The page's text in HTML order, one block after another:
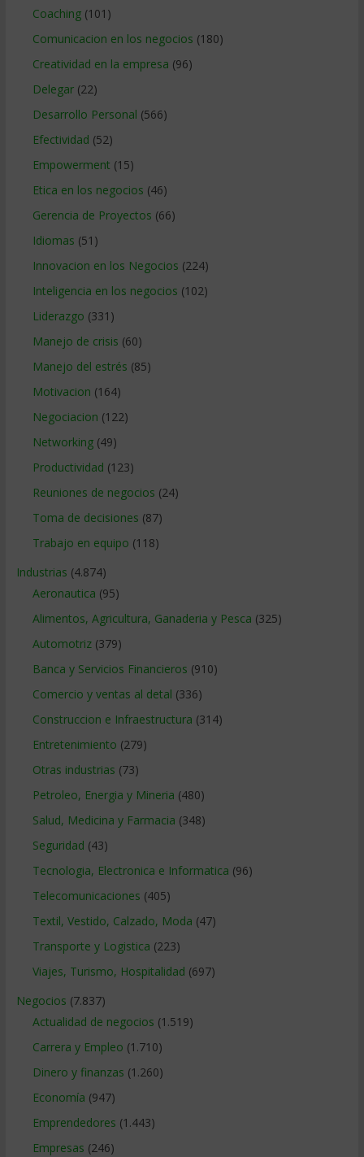
Coaching(101)
Comunicacion en los negocios (180)
Creatividad en la empresa (96)
Delegar(22)
Desarrollo Personal (566)
Efectividad (52)
Empowerment (15)
Etica en los negocios (46)
Gerencia de Proyectos (66)
Idiomas (51)
Innovacion en los Negocios (224)
Inteligencia en los negocios (102)
Liderazgo (331)
Manejo de crisis (60)
Manejo del estrés (85)
Motivacion (164)
Negociacion (122)
Networking(49)
Productividad (123)
Reuniones de negocios (24)
Toma de decisiones (87)
Trabajo en equipo (118)
Industrias (4.874)
Aeronautica (95)
Alimentos, Agricultura, Ganaderia y Pesca (325)
Automotriz(379)
Banca y Servicios Financieros (910)
Comercio y ventas al detal (336)
Construccion e Infraestructura (314)
Entretenimiento (279)
Otras industrias (73)
Petroleo, Energia y Mineria (480)
Salud, Medicina y Farmacia (348)
Seguridad (43)
Tecnologia, Electronica e Informatica (96)
Telecomunicaciones (405)
Textil, Vestido, Calzado, Moda (47)
Transporte y Logistica (223)
Viajes, Turismo, Hospitalidad (697)
Negocios (7.837)
Actualidad de negocios (1.519)
Carrera y Empleo (1.710)
Dinero y finanzas (1.260)
Economía (947)
Emprendedores (1.443)
Empresas (246)